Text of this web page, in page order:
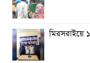
মিরসরাইয়ে